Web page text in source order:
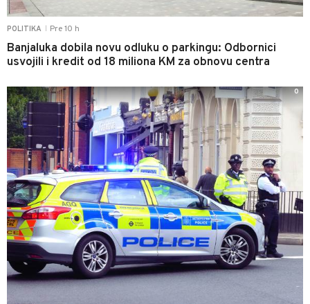
POLITIKA Pre 10 h
Banjaluka dobila novu odluku o parkingu: Odbornici
usvojili i kredit od 18 miliona KM za obnovu centra
0